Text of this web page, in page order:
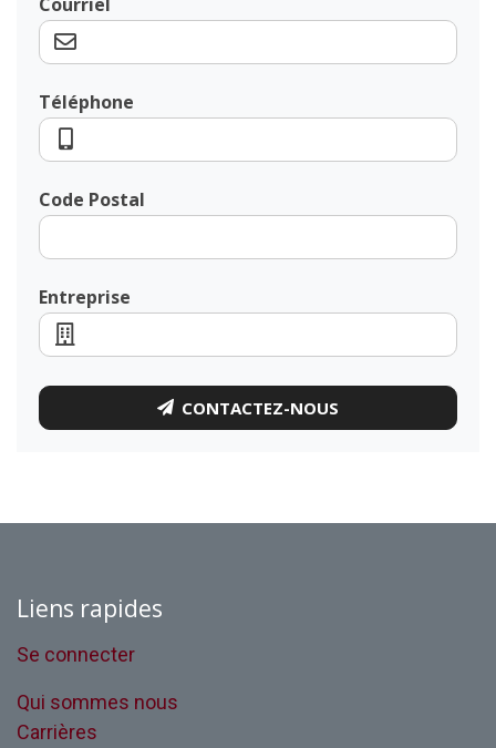
Téléphone
Code Postal
Entreprise
CONTACTEZ-NOUS
Liens rapides
Se connecter
Qui sommes nous
Carrières